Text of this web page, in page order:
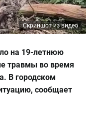
Скриншот из видео
на 19-летнюю
травмы во время
В городском
сообщает